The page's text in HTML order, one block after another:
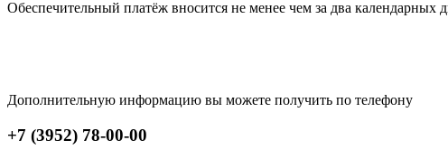
Обеспечительный платёж вносится не менее чем за два
Дополнительную информацию вы можете получить по телефону
+7 (3952) 78-00-00